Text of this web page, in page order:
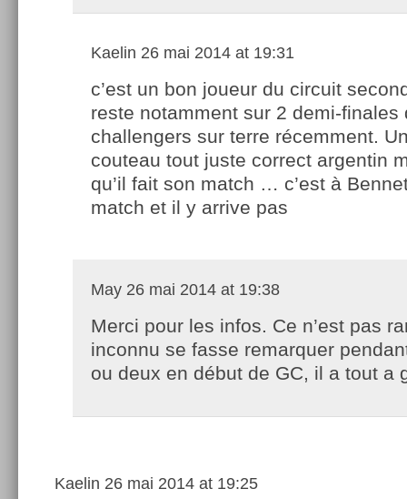
Kaelin 26 mai 2014 at 19:31
c’est un bon joueur du circuit
reste notamment sur 2 demi-finales
challengers sur terre récemment.
couteau tout juste correct argentin
qu’il fait son match … c’est à
match et il y arrive pas
May 26 mai 2014 at 19:38
Merci pour les infos. Ce n’est pas
inconnu se fasse remarquer
ou deux en début de GC, il a tout a
Kaelin 26 mai 2014 at 19:25